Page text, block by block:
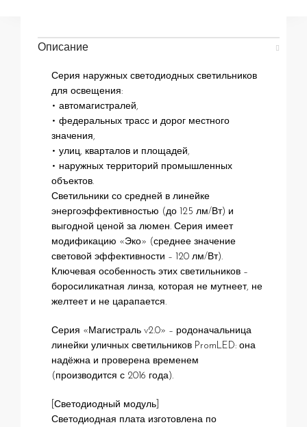
Описание
Серия наружных светодиодных светильников
для освещения:
• автомагистралей,
• федеральных трасс и дорог местного
значения,
• улиц, кварталов и площадей,
• наружных территорий промышленных
объектов.
Светильники со средней в линейке
энергоэффективностью (до 125 лм/Вт) и
выгодной ценой за люмен. Серия имеет
модификацию «Эко» (среднее значение
световой эффективности – 120 лм/Вт).
Ключевая особенность этих светильников –
боросиликатная линза, которая не мутнеет, не
желтеет и не царапается.
Серия «Магистраль v2.0» – родоначальница
линейки уличных светильников PromLED: она
надёжна и проверена временем
(производится с 2016 года).
[Светодиодный модуль]
Светодиодная плата изготовлена по